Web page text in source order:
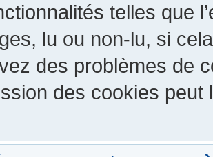
telles que
lu ou non-lu, si
des problèmes de
des cookies peut